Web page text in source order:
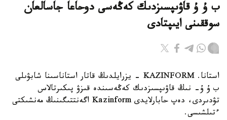
ب ۇ ۇ قاۋىپسىزدىك كەڭەسى دوحاعا جاسالعان
سوققىنى ايىپتادى
استانا. KAZINFORM - يزرايلدىڭ قاتار استاناسىنا شابۋىلى
ب ۇ ۇ- نىڭ قاۋىپسىزدىك كەڭەسىندە قىزۋ پىكىرتالاس
تۋدىردى، دەپ حابارلايدى Kazinform اگەنتتىگىنىڭ مەنشىكتى
ءتىلشىسى.